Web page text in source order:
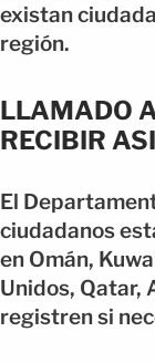
existan
región.
LLAMADO
RECIBIR
El
ciudadanos
en Omán,
Unidos, Qatar,
registren si